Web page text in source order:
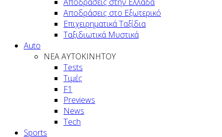
Αποδράσεις στο Εξωτερικό
Επιχειρηματικά Ταξίδια
Ταξιδιωτικά Μυστικά
Auto
NEA AYTOKINHTOY
Tests
Τιμές
F1
Previews
News
Tech
Sports